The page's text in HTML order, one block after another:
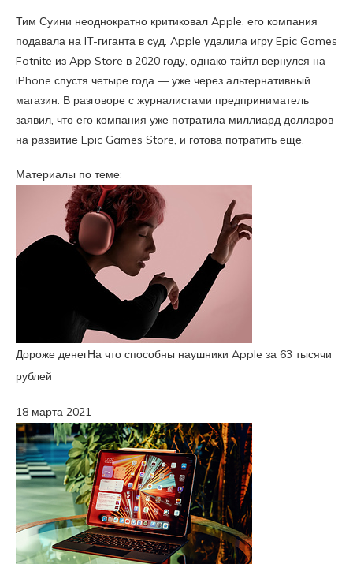
Тим Суини неоднократно критиковал Apple, его компания
подавала на IT-гиганта в суд. Apple удалила игру Epic Games
Fotnite из App Store в 2020 году, однако тайтл вернулся на
iPhone спустя четыре года — уже через альтернативный
магазин. В разговоре с журналистами предприниматель
заявил, что его компания уже потратила миллиард долларов
на развитие Epic Games Store, и готова потратить еще.
Материалы по теме:
Дороже денегНа что способны наушники Apple за 63 тысячи
рублей
18 марта 2021